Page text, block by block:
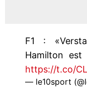
F1 :
Hamilton
https://t.co/
— le10sport